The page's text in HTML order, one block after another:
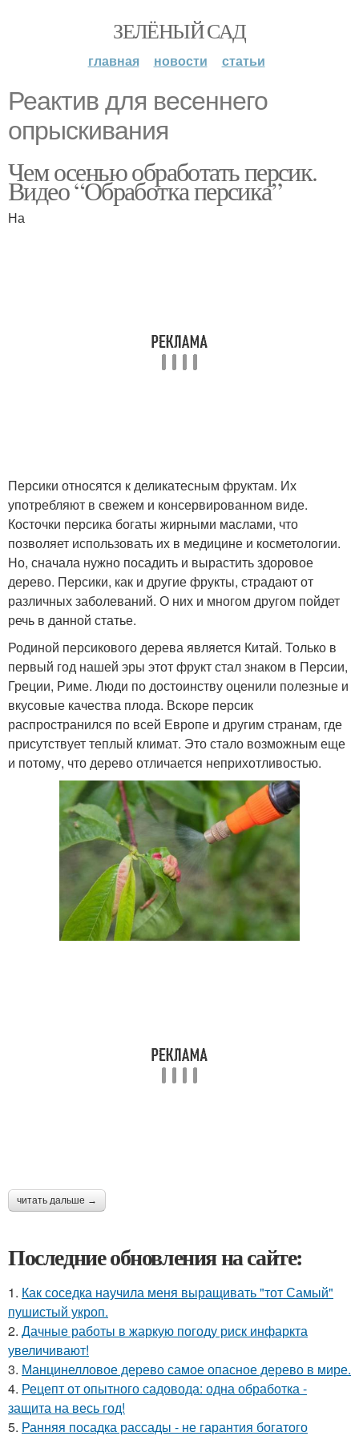
ЗЕЛЁНЫЙ САД
главная новости статьи
Реактив для весеннего
опрыскивания
Чем осенью обработать персик.
Видео “Обработка персика”
На
Персики относятся к деликатесным фруктам. Их
употребляют в свежем и консервированном виде.
Косточки персика богаты жирными маслами, что
позволяет использовать их в медицине и косметологии.
Но, сначала нужно посадить и вырастить здоровое
дерево. Персики, как и другие фрукты, страдают от
различных заболеваний. О них и многом другом пойдет
речь в данной статье.
Родиной персикового дерева является Китай. Только в
первый год нашей эры этот фрукт стал знаком в Персии,
Греции, Риме. Люди по достоинству оценили полезные и
вкусовые качества плода. Вскоре персик
распространился по всей Европе и другим странам, где
присутствует теплый климат. Это стало возможным еще
и потому, что дерево отличается неприхотливостью.
читать дальше →
Последние обновления на сайте:
1. Как соседка научила меня выращивать "тот Самый"
пушистый укроп.
2. Дачные работы в жаркую погоду риск инфаркта
увеличивают!
3. Манцинелловое дерево самое опасное дерево в мире.
4. Рецепт от опытного садовода: одна обработка -
защита на весь год!
5. Ранняя посадка рассады - не гарантия богатого